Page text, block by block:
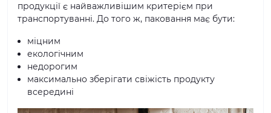
продукції є найважливішим критерієм при
транспортуванні. До того ж, паковання має бути:
міцним
екологічним
недорогим
максимально зберігати свіжість продукту
всередині